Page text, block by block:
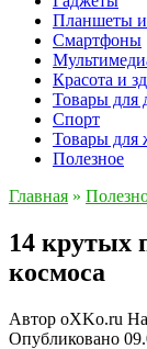
Планшеты и
Смартфоны
Красота и
Товары для
Спорт
Товары для
Полезное
Главная »
14 крутых
космоса
Автор oXKo.ru
Опубликовано